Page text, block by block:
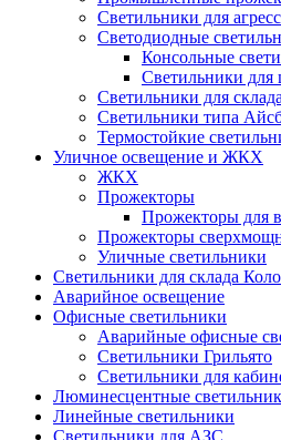
Светильники для
Светодиодные
Консольные
Светильники для
Светильники для склада
Светильники типа
Термостойкие
Уличное освещение и ЖКХ
ЖКХ
Прожекторы
Прожекторы для
Прожекторы
Уличные светильники
Светильники для склада
Аварийное освещение
Офисные светильники
Аварийные офисные
Светильники Грильято
Светильники для
Люминесцентные
Линейные светильники
Светильники для АЗС